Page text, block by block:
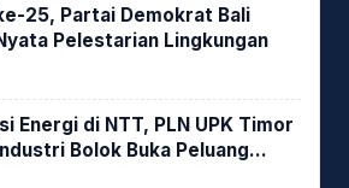
25, Partai Demokrat Bali
Pelestarian Lingkungan
Energi di NTT, PLN UPK Timor
Bolok Buka Peluang
untuk Cofiring PLTU Bolok